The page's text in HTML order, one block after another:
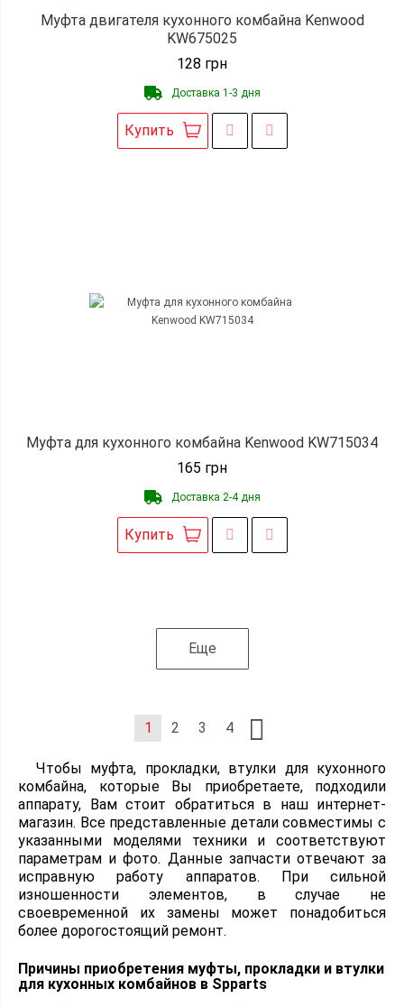
Муфта двигателя кухонного комбайна Kenwood
KW675025
128 грн
Доставка 1-3 дня
Купить
Муфта для кухонного комбайна Kenwood KW715034
165 грн
Доставка 2-4 дня
Купить
Еще
1 2 3 4
Чтобы муфта, прокладки, втулки для кухонного
комбайна, которые Вы приобретаете, подходили
аппарату, Вам стоит обратиться в наш интернет-
магазин. Все представленные детали совместимы с
указанными моделями техники и соответствуют
параметрам и фото. Данные запчасти отвечают за
исправную работу аппаратов. При сильной
изношенности элементов, в случае не
своевременной их замены может понадобиться
более дорогостоящий ремонт.
Причины приобретения муфты, прокладки и втулки
для кухонных комбайнов в Spparts